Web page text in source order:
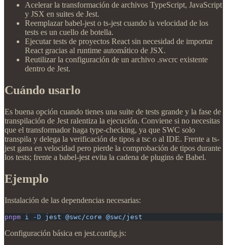
Acelerar la transformación de archivos TypeScript, JavaScript
y JSX en suites de Jest.
Reemplazar babel-jest o ts-jest cuando la velocidad de los
tests es un cuello de botella.
Ejecutar tests de proyectos React sin necesidad de importar
React gracias al runtime automático de JSX.
Reutilizar la configuración de un archivo .swcrc existente
dentro de Jest.
Cuándo usarlo
Es buena opción cuando tienes una suite de tests grande y la fase de
transpilación de Jest ralentiza la ejecución. Conviene si no necesitas
que el transformador haga type-checking, ya que SWC solo
transpila y delega la verificación de tipos a tsc o al IDE. Frente a ts-
jest gana en velocidad pero pierde la comprobación de tipos durante
los tests; frente a babel-jest evita la cadena de plugins de Babel.
Ejemplo
Instalación de las dependencias necesarias:
pnpm i -D jest @swc/core @swc/jest
Configuración básica en jest.config.js: